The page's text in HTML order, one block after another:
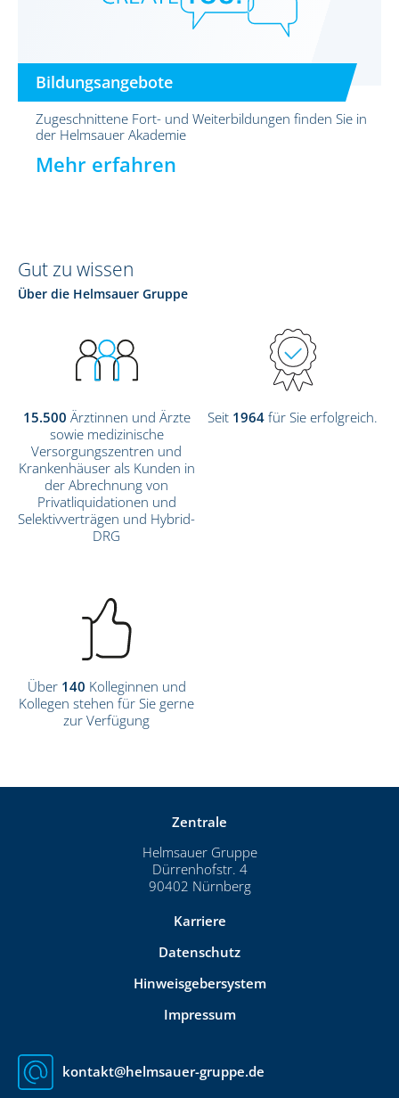
Bildungsangebote
Zugeschnittene Fort- und Weiterbildungen finden Sie in
der Helmsauer Akademie
Mehr erfahren
Gut zu wissen
Über die Helmsauer Gruppe
15.500 Ärztinnen und Ärzte
sowie medizinische
Versorgungszentren und
Krankenhäuser als Kunden in
der Abrechnung von
Privatliquidationen und
Selektivverträgen und Hybrid-
DRG
Seit 1964 für Sie erfolgreich.
Über140 Kolleginnen und
Kollegen stehen für Sie gerne
zur Verfügung
Zentrale
Helmsauer Gruppe
Dürrenhofstr. 4
90402 Nürnberg
Karriere
Datenschutz
Hinweisgebersystem
Impressum
kontakt@helmsauer-gruppe.de